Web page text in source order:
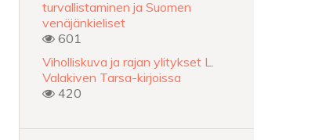
turvallistaminen ja Suomen
venäjänkieliset
601
Viholliskuva ja rajan ylitykset L.
Valakiven Tarsa-kirjoissa
420